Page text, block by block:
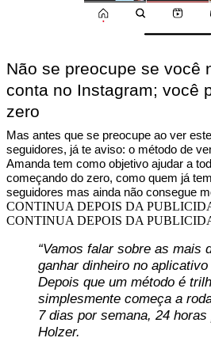
Não se preocupe se você
conta no Instagram; você
zero
Mas antes que se preocupe ao ver
seguidores, já te aviso: o método de
Amanda tem como objetivo ajudar a
começando do zero, como quem já
seguidores mas ainda não consegue
CONTINUA DEPOIS DA
CONTINUA DEPOIS DA
“Vamos falar sobre as mais
ganhar dinheiro no
Depois que um método é
simplesmente começa a
7 dias por semana, 24
Holzer.